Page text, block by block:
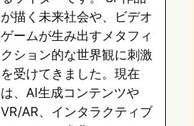
が描く未来社会や、ビデオ
ゲームが生み出すメタフィ
クション的な世界観に刺激
を受けてきました。現在
は、AI生成コンテンツや
VR/AR、インタラクティブ